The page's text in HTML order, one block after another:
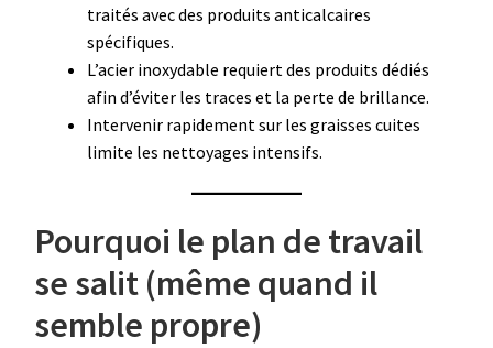
traités avec des produits anticalcaires
spécifiques.
L’acier inoxydable requiert des produits dédiés
afin d’éviter les traces et la perte de brillance.
Intervenir rapidement sur les graisses cuites
limite les nettoyages intensifs.
Pourquoi le plan de travail
se salit (même quand il
semble propre)